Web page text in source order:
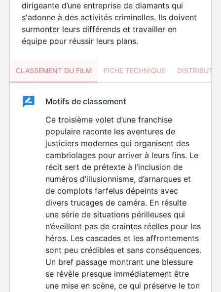
dirigeante d’une entreprise de diamants qui
s'adonne à des activités criminelles. Ils doivent
surmonter leurs différends et travailler en
équipe pour réussir leurs plans.
CLASSEMENT DU FILM FICHE TECHNIQUE
ClassementClassement
Motifs de classement
Ce troisième volet d’une franchise
populaire raconte les aventures de
justiciers modernes qui organisent des
cambriolages pour arriver à leurs fins. Le
récit sert de prétexte à l’inclusion de
numéros d’illusionnisme, d’arnarques et
de complots farfelus dépeints avec
divers trucages de caméra. En résulte
une série de situations périlleuses qui
n’éveillent pas de craintes réelles pour les
héros. Les cascades et les affrontements
sont peu crédibles et sans conséquences.
Un bref passage montrant une blessure
se révèle presque immédiatement être
une mise en scène, ce qui préserve le ton